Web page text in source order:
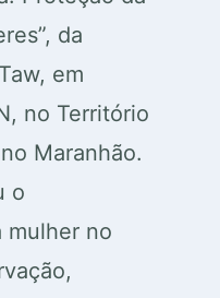
da
em
no Território
Maranhão.
o
mulher no